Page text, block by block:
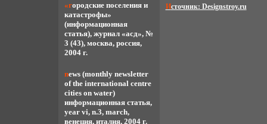
«городские поселения и
катастрофы»
(информационная
статья), журнал «асд», №
3 (43), москва, россия,
2004 г.
news (monthly newsletter
of the international centre
cities on water)
информационная статья,
year vi, n.3, march,
венеция, италия, 2004 г.
Источник: Designstroy.ru